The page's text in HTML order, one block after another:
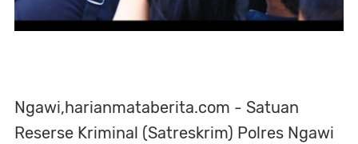
Ngawi,harianmataberita.com - Satuan
Reserse Kriminal (Satreskrim) Polres Ngawi